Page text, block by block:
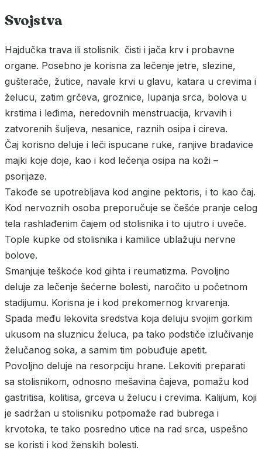
Svojstva
Hajdučka trava ili stolisnik čisti i jača krv i probavne
organe. Posebno je korisna za lečenje jetre, slezine,
gušterače, žutice, navale krvi u glavu, katara u crevima i
želucu, zatim grčeva, groznice, lupanja srca, bolova u
krstima i leđima, neredovnih menstruacija, krvavih i
zatvorenih šuljeva, nesanice, raznih osipa i cireva.
Čaj korisno deluje i leči ispucane ruke, ranjive bradavice
majki koje doje, kao i kod lečenja osipa na koži –
psorijaze.
Takođe se upotrebljava kod angine pektoris, i to kao čaj.
Kod nervoznih osoba preporučuje se češće pranje celog
tela rashlađenim čajem od stolisnika i to ujutro i uveče.
Tople kupke od stolisnika i kamilice ublažuju nervne
bolove.
Smanjuje teškoće kod gihta i reumatizma. Povoljno
deluje za lečenje šećerne bolesti, naročito u početnom
stadijumu. Korisna je i kod prekomernog krvarenja.
Spada među lekovita sredstva koja deluju svojim gorkim
ukusom na sluznicu želuca, pa tako podstiče izlučivanje
želučanog soka, a samim tim pobuđuje apetit.
Povoljno deluje na resorpciju hrane. Lekoviti preparati
sa stolisnikom, odnosno mešavina čajeva, pomažu kod
gastritisa, kolitisa, grceva u želucu i crevima. Kalijum, koji
je sadržan u stolisniku potpomaže rad bubrega i
krvotoka, te tako posredno utice na rad srca, uspešno
se koristi i kod ženskih bolesti.